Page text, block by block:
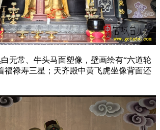
无常、牛头马面塑像，壁画绘有“六道轮
福禄寿三星；天齐殿中黄飞虎坐像背面还